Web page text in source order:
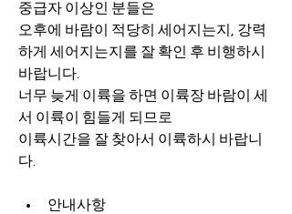
중급자 이상인 분들은
오후에 바람이 적당히 세어지는지, 강력
하게 세어지는지를 잘 확인 후 비행하시
바랍니다.
너무 늦게 이륙을 하면 이륙장 바람이 세
서 이륙이 힘들게 되므로
이륙시간을 잘 찾아서 이륙하시 바랍니
다.
안내사항